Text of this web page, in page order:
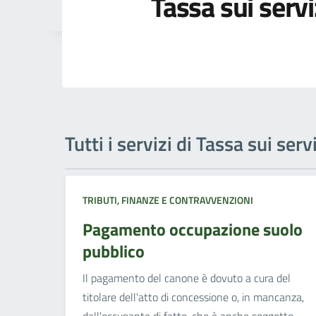
Tutti i servizi di Tassa sui
TRIBUTI, FINANZE E CONTRAVVENZIONI
Pagamento occupazione suolo
pubblico
Il pagamento del canone è dovuto a cura del
titolare dell'atto di concessione o, in mancanza,